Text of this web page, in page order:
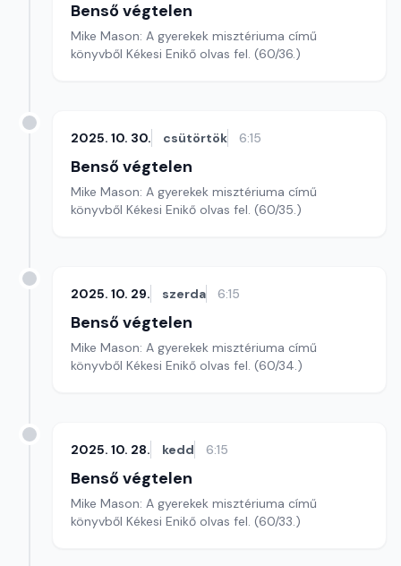
Benső végtelen
Mike Mason: A gyerekek misztériuma című
könyvből Kékesi Enikő olvas fel. (60/36.)
2025. 10. 30. csütörtök 6:15
Benső végtelen
Mike Mason: A gyerekek misztériuma című
könyvből Kékesi Enikő olvas fel. (60/35.)
2025. 10. 29. szerda 6:15
Benső végtelen
Mike Mason: A gyerekek misztériuma című
könyvből Kékesi Enikő olvas fel. (60/34.)
2025. 10. 28. kedd 6:15
Benső végtelen
Mike Mason: A gyerekek misztériuma című
könyvből Kékesi Enikő olvas fel. (60/33.)